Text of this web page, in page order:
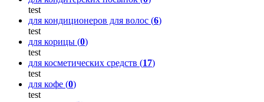
test
для кондиционеров для волос (6)
test
для корицы (0)
test
для косметических средств (17)
test
для кофе (0)
test